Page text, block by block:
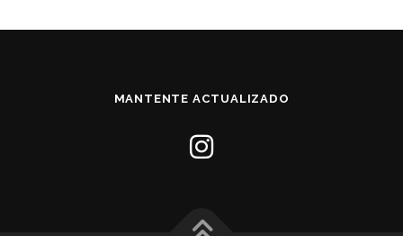
MANTENTE ACTUALIZADO